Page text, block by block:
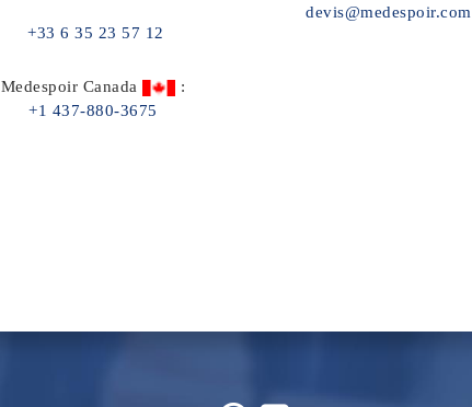
+33 6 35 23 57 12
Medespoir Canada
:
+1 437-880-3675
devis@medespoir.com